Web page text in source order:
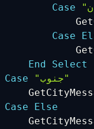
Case
Case
End
Select
Case
"جنوب"
Case
Else